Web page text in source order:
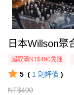
日本Willson聚
超取滿NT$490免運
5 ( 1 則評價 )
NT$400